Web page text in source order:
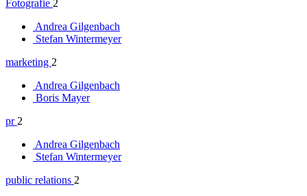
Fotografie 2
Andrea Gilgenbach
Stefan Wintermeyer
marketing 2
Andrea Gilgenbach
Boris Mayer
pr 2
Andrea Gilgenbach
Stefan Wintermeyer
public relations 2